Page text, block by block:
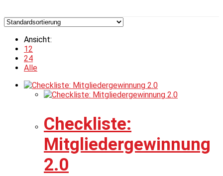
Ansicht:
12
24
Alle
Checkliste:
Mitgliedergewinnung
2.0